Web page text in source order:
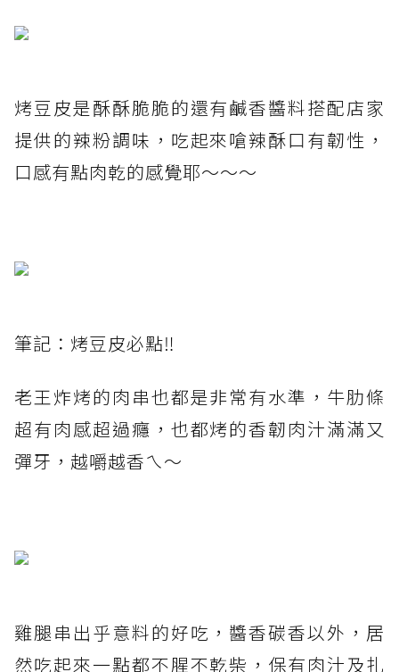
烤豆皮是酥酥脆脆的還有鹹香醬料搭配店家
提供的辣粉調味，吃起來嗆辣酥口有韌性，
口感有點肉乾的感覺耶～～～
筆記：烤豆皮必點‼️
老王炸烤的肉串也都是非常有水準，牛肋條
超有肉感超過癮，也都烤的香韌肉汁滿滿又
彈牙，越嚼越香ㄟ～
雞腿串出乎意料的好吃，醬香碳香以外，居
然吃起來一點都不腥不乾柴，保有肉汁及扎